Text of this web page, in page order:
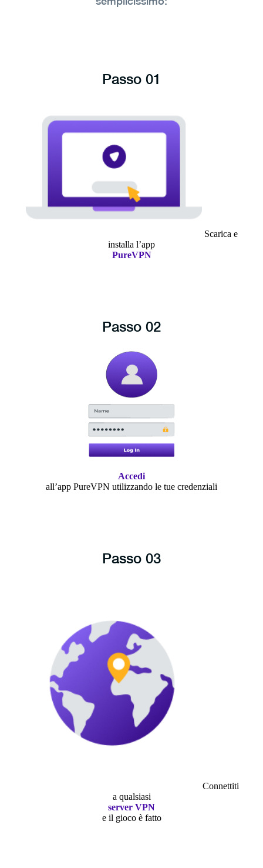
Passo 01
Scarica e
installa l’app
PureVPN
Passo 02
Accedi
all’app PureVPN utilizzando le tue credenziali
Passo 03
Connettiti
a qualsiasi
server VPN
e il gioco è fatto